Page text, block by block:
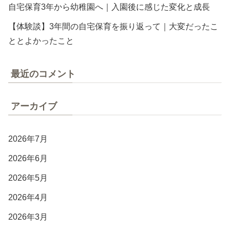
自宅保育3年から幼稚園へ｜入園後に感じた変化と成長
【体験談】3年間の自宅保育を振り返って｜大変だったこ
ととよかったこと
最近のコメント
アーカイブ
2026年7月
2026年6月
2026年5月
2026年4月
2026年3月